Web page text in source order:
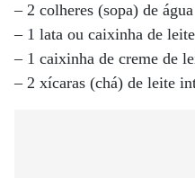
– 2 colheres (sopa) de água
– 1 lata ou caixinha de
– 1 caixinha de creme de
– 2 xícaras (chá) de leite